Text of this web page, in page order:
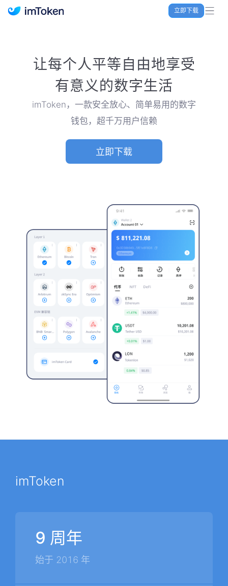
立即下载
imToken 官网｜联合TRX空投大礼包
让每个人平等自由地享受
有意义的数字生活
imToken，一款安全放心、简单易用的数字
钱包，超千万用户信赖
立即下载
imToken
9 周年
始于 2016 年